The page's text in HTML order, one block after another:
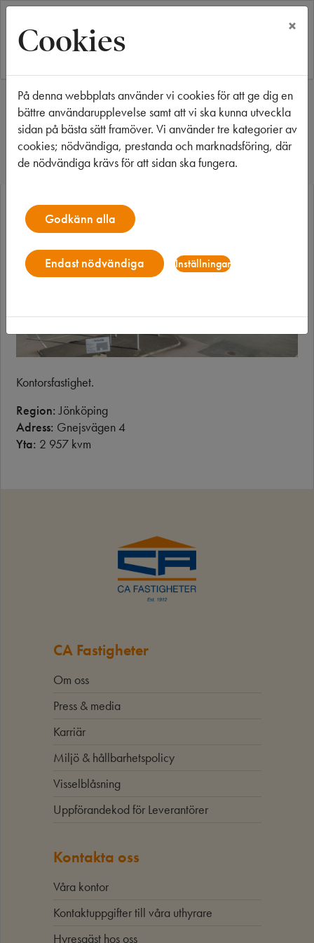
Start Våra fastigheter Jönköping Örontofsen 10
Örontofsen 10
Kontorsfastighet.
Region:Jönköping
Adress: Gnejsvägen 4
Yta: 2 957 kvm
CA Fastigheter
Om oss
Press & media
Karriär
Miljö & hållbarhetspolicy
Visselblåsning
Uppförandekod för Leverantörer
Kontakta oss
Våra kontor
Kontaktuppgifter till våra uthyrare
Hyresgäst hos oss
Cookies ×
På denna webbplats använder vi cookies för att ge dig en
bättre användarupplevelse samt att vi ska kunna utveckla
sidan på bästa sätt framöver. Vi använder tre kategorier av
cookies; nödvändiga, prestanda och marknadsföring, där
de nödvändiga krävs för att sidan ska fungera.
Godkänn alla
Endast nödvändiga Inställningar